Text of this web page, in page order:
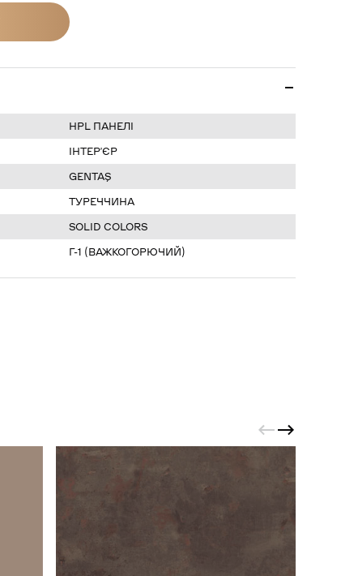
HPL ПАНЕЛІ
ІНТЕР’ЄР
GENTAŞ
ТУРЕЧЧИНА
SOLID COLORS
Г-1 (ВАЖКОГОРЮЧИЙ)